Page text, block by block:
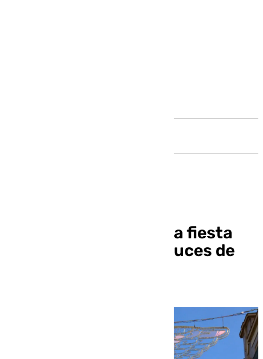
Este es el horario de la fiesta
del encendido de las luces de